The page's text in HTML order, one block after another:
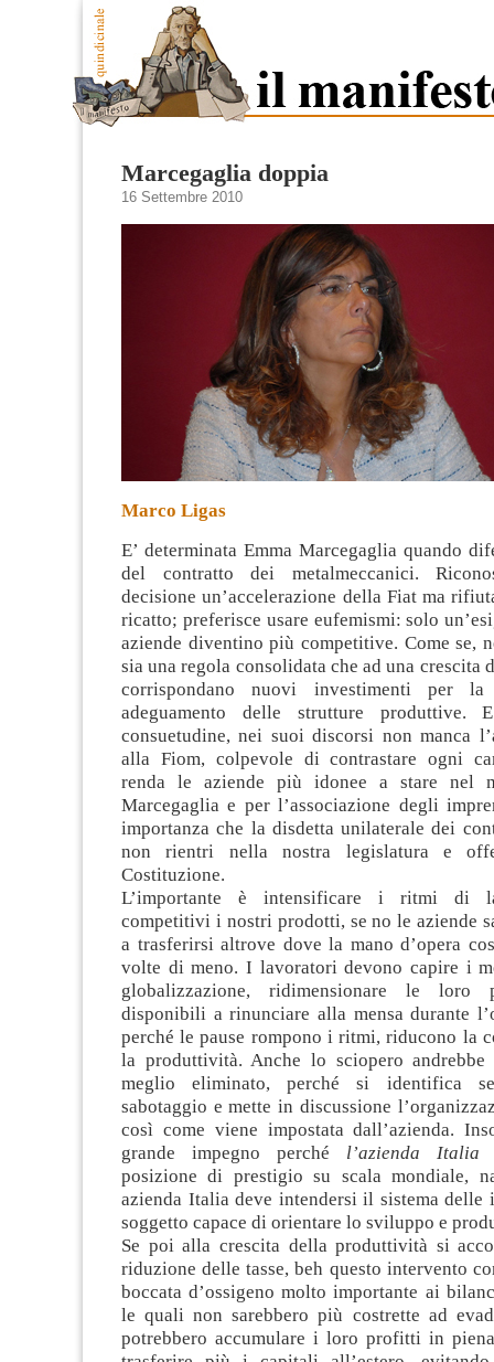
Marcegaglia doppia
16 Settembre 2010
Marco Ligas
E’ determinata Emma Marcegaglia quando
del contratto dei metalmeccanici.
decisione un’accelerazione della Fiat ma
ricatto; preferisce usare eufemismi: solo
aziende diventino più competitive. Come se,
sia una regola consolidata che ad una crescita
corrispondano nuovi investimenti per
adeguamento delle strutture produttive.
consuetudine, nei suoi discorsi non manca
alla Fiom, colpevole di contrastare ogni
renda le aziende più idonee a stare nel
Marcegaglia e per l’associazione degli
importanza che la disdetta unilaterale dei
non rientri nella nostra legislatura e
Costituzione.
L’importante è intensificare i ritmi di
competitivi i nostri prodotti, se no le aziende
a trasferirsi altrove dove la mano d’opera
volte di meno. I lavoratori devono capire i
globalizzazione, ridimensionare le loro
disponibili a rinunciare alla mensa durante
perché le pause rompono i ritmi, riducono la
la produttività. Anche lo sciopero andrebbe
meglio eliminato, perché si identifica
sabotaggio e mette in discussione
così come viene impostata dall’azienda.
grande impegno perché l’azienda Italia
posizione di prestigio su scala mondiale,
azienda Italia deve intendersi il sistema delle
soggetto capace di orientare lo sviluppo e
Se poi alla crescita della produttività si
riduzione delle tasse, beh questo intervento
boccata d’ossigeno molto importante ai
le quali non sarebbero più costrette ad
potrebbero accumulare i loro profitti in